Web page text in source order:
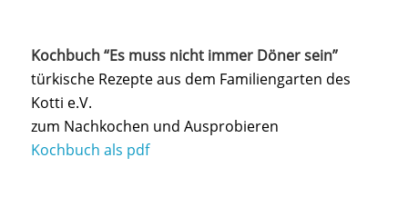
Kochbuch “Es muss nicht immer Döner sein”
türkische Rezepte aus dem Familiengarten des
Kotti e.V.
zum Nachkochen und Ausprobieren
Kochbuch als pdf